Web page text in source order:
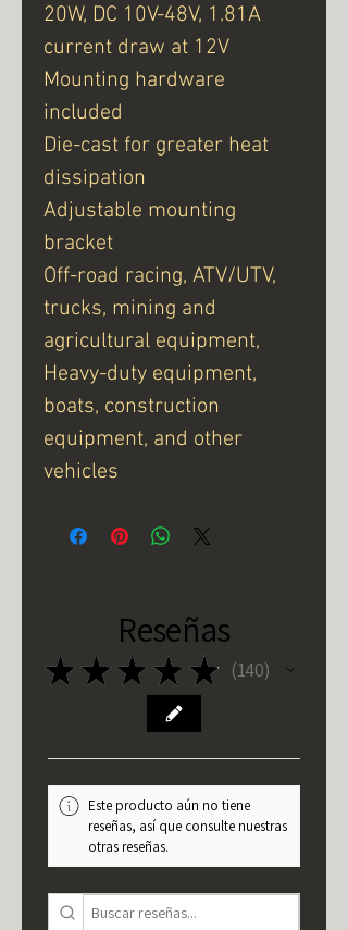
20W, DC 10V-48V, 1.81A
current draw at 12V
Mounting hardware
included
Die-cast for greater heat
dissipation
Adjustable mounting
bracket
Off-road racing, ATV/UTV,
trucks, mining and
agricultural equipment,
Heavy-duty equipment,
boats, construction
equipment, and other
vehicles
Reseñas
★ ★ ★ ★ ★ 140
140
Este producto aún no tiene
reseñas, así que consulte nuestras
otras reseñas.